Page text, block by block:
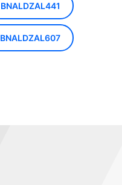
BNALDZAL441
BNALDZAL607